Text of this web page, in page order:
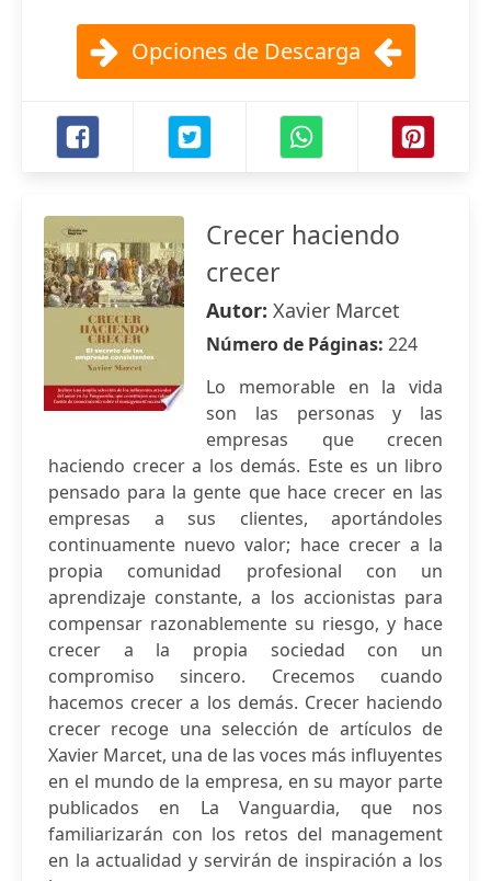
Opciones de Descarga
Crecer haciendo
crecer
Autor: Xavier Marcet
Número de Páginas: 224
Lo memorable en la vida
son las personas y las
empresas que crecen
haciendo crecer a los demás. Este es un libro
pensado para la gente que hace crecer en las
empresas a sus clientes, aportándoles
continuamente nuevo valor; hace crecer a la
propia comunidad profesional con un
aprendizaje constante, a los accionistas para
compensar razonablemente su riesgo, y hace
crecer a la propia sociedad con un
compromiso sincero. Crecemos cuando
hacemos crecer a los demás. Crecer haciendo
crecer recoge una selección de artículos de
Xavier Marcet, una de las voces más influyentes
en el mundo de la empresa, en su mayor parte
publicados en La Vanguardia, que nos
familiarizarán con los retos del management
en la actualidad y servirán de inspiración a los